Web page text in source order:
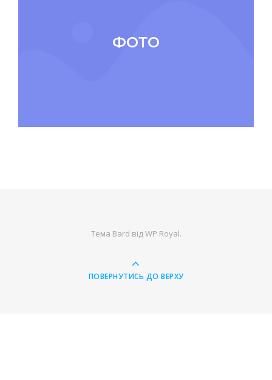
ФОТО
Тема Bard відWP Royal.
ПОВЕРНУТИСЬ ДО ВЕРХУ